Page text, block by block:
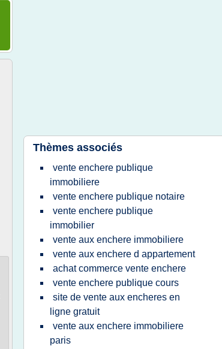
Thèmes associés
vente enchere publique
immobiliere
vente enchere publique notaire
vente enchere publique
immobilier
vente aux enchere immobiliere
vente aux enchere d appartement
achat commerce vente enchere
vente enchere publique cours
site de vente aux encheres en
ligne gratuit
vente aux enchere immobiliere
paris